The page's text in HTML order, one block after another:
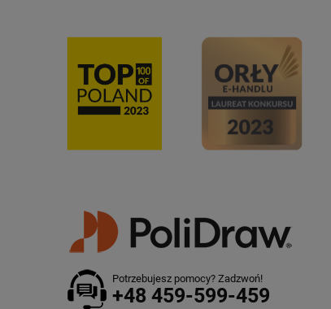
Potrzebujesz pomocy? Zadzwoń!
+48 459-599-459